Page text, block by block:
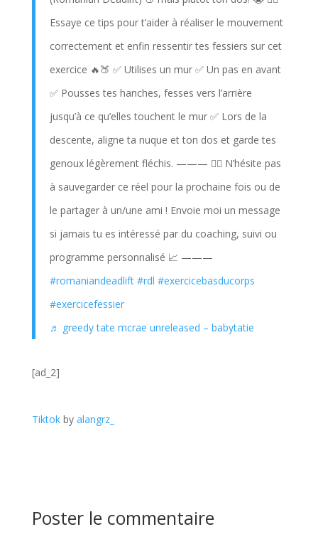
Essaye ce tips pour t’aider à réaliser le mouvement
correctement et enfin ressentir tes fessiers sur cet
exercice 🔥🍑 ✅ Utilises un mur ✅ Un pas en avant
✅ Pousses tes hanches, fesses vers l’arrière
jusqu’à ce qu’elles touchent le mur ✅ Lors de la
descente, aligne ta nuque et ton dos et garde tes
genoux légèrement fléchis. ——— 👉🏻 N’hésite pas
à sauvegarder ce réel pour la prochaine fois ou de
le partager à un/une ami ! Envoie moi un message
si jamais tu es intéressé par du coaching, suivi ou
programme personnalisé 📈 ———
#romaniandeadlift #rdl #exercicebasducorps
#exercicefessier
♬ greedy tate mcrae unreleased – babytatie
[ad_2]
Tiktok by alangrz_
Poster le commentaire